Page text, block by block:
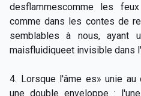
desflammescomme les
comme dans les contes de
semblables à nous, ayant
maisfluidiqueet invisible dans
4. Lorsque l'âme es» unie
une double enveloppe :